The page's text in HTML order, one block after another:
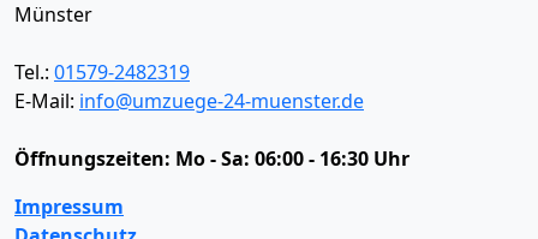
Münster
Tel.: 01579-2482319
E-Mail: info@umzuege-24-muenster.de
Öffnungszeiten: Mo - Sa: 06:00 - 16:30 Uhr
Impressum